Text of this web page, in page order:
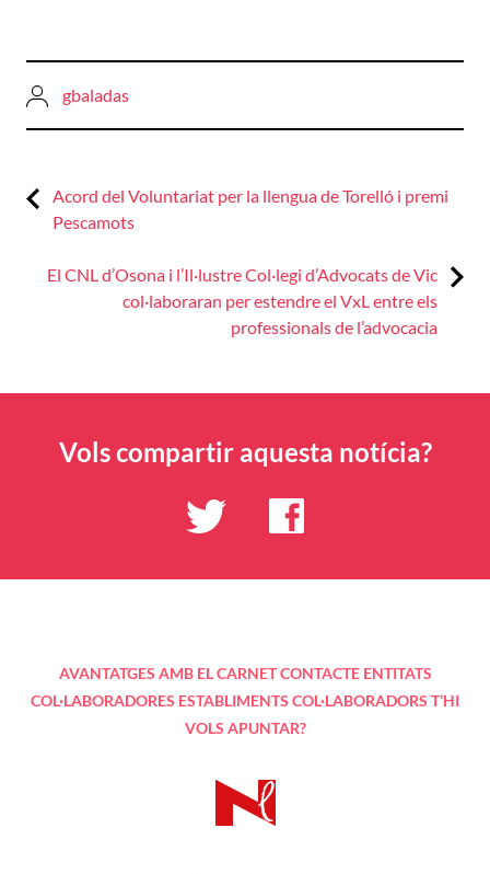
gbaladas
Navegació
Previous:
Acord del Voluntariat per la llengua de Torelló i premi
Pescamots
Next:
El CNL d’Osona i l’Il·lustre Col·legi d’Advocats de Vic
col·laboraran per estendre el VxL entre els
professionals de l’advocacia
Vols compartir aquesta notícia?
AVANTATGES AMB EL CARNET CONTACTE ENTITATS
COL·LABORADORES ESTABLIMENTS COL·LABORADORS T’HI
VOLS APUNTAR?